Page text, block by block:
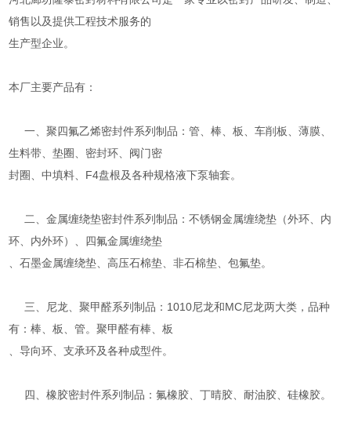
销售以及提供工程技术服务的
生产型企业。
本厂主要产品有：
一、聚四氟乙烯密封件系列制品：管、棒、板、车削板、薄膜、
生料带、垫圈、密封环、阀门密
封圈、中填料、F4盘根及各种规格液下泵轴套。
二、金属缠绕垫密封件系列制品：不锈钢金属缠绕垫（外环、内
环、内外环）、四氟金属缠绕垫
、石墨金属缠绕垫、高压石棉垫、非石棉垫、包氟垫。
三、尼龙、聚甲醛系列制品：1010尼龙和MC尼龙两大类，品种
有：棒、板、管。聚甲醛有棒、板
、导向环、支承环及各种成型件。
四、橡胶密封件系列制品：氟橡胶、丁晴胶、耐油胶、硅橡胶。